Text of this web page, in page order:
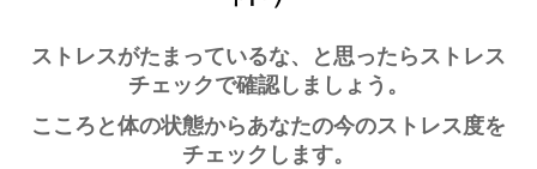
ストレスがたまっているな、と思ったらストレス
チェックで確認しましょう。
こころと体の状態からあなたの今のストレス度を
チェックします。